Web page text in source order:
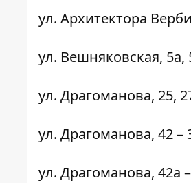
ул. Архитектора
ул. Вешняковская, 5а,
ул. Драгоманова, 25,
ул. Драгоманова, 42–
ул. Драгоманова, 42а